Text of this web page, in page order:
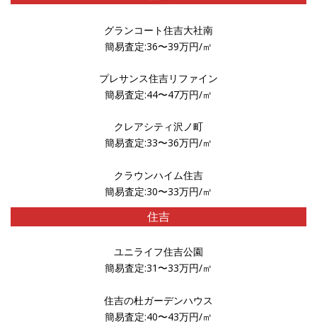
グランコート住吉大社南
簡易査定:36〜39万円/㎡
プレサンス住吉リファイン
簡易査定:44〜47万円/㎡
クレアシティ沢ノ町
簡易査定:33〜36万円/㎡
クラウンハイム住吉
簡易査定:30〜33万円/㎡
住吉
ユニライフ住吉公園
簡易査定:31〜33万円/㎡
住吉の杜ガーデンハウス
簡易査定:40〜43万円/㎡